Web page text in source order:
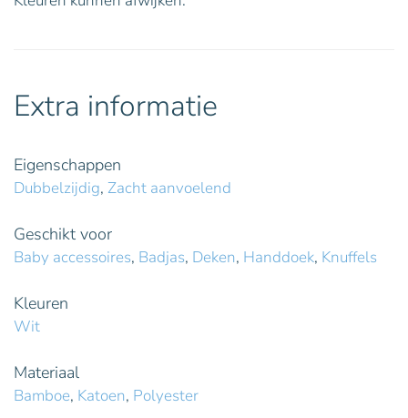
Extra informatie
Eigenschappen
Dubbelzijdig, Zacht aanvoelend
Geschikt voor
Baby accessoires, Badjas, Deken, Handdoek, Knuffels
Kleuren
Wit
Materiaal
Bamboe, Katoen, Polyester